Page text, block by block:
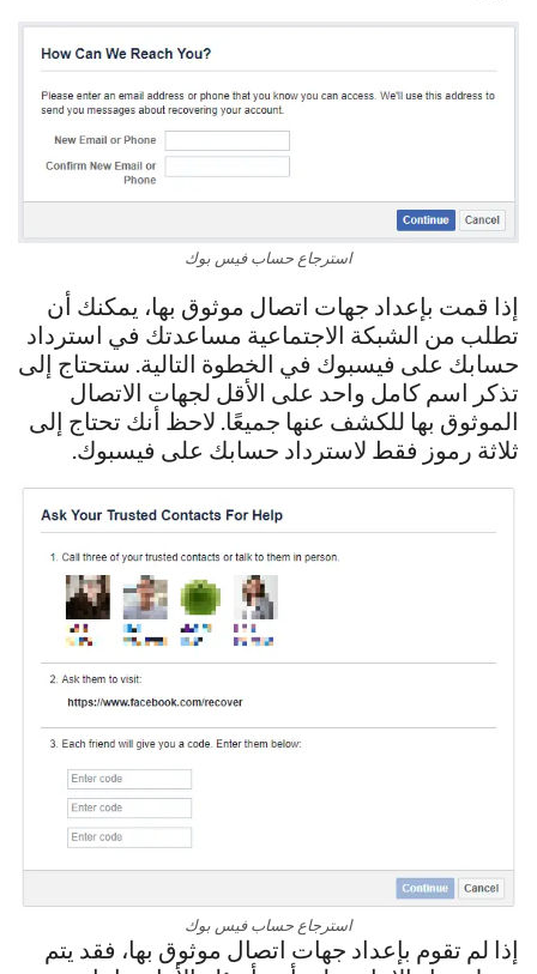
استرجاع حساب فيس بوك
إذا قمت بإعداد جهات اتصال موثوق بها، يمكنك أن
تطلب من الشبكة الاجتماعية مساعدتك في استرداد
حسابك على فيسبوك في الخطوة التالية. ستحتاج إلى
تذكر اسم كامل واحد على الأقل لجهات الاتصال
الموثوق بها للكشف عنها جميعًا. لاحظ أنك تحتاج إلى
ثلاثة رموز فقط لاسترداد حسابك على فيسبوك.
استرجاع حساب فيس بوك
إذا لم تقوم بإعداد جهات اتصال موثوق بها، فقد يتم